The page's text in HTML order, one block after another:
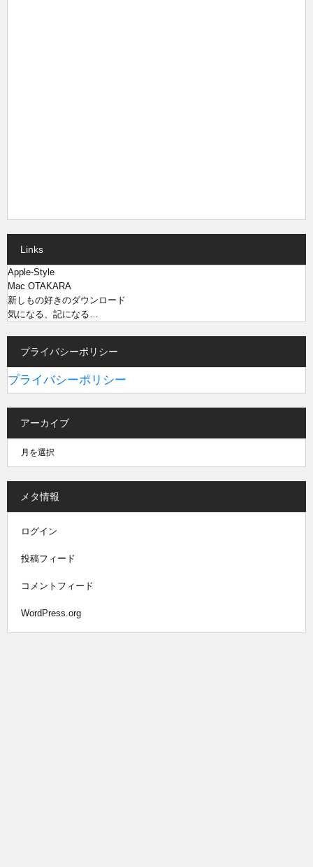
Links
Apple-Style
Mac OTAKARA
新しもの好きのダウンロード
気になる、記になる…
プライバシーポリシー
プライバシーポリシー
アーカイブ
メタ情報
ログイン
投稿フィード
コメントフィード
WordPress.org